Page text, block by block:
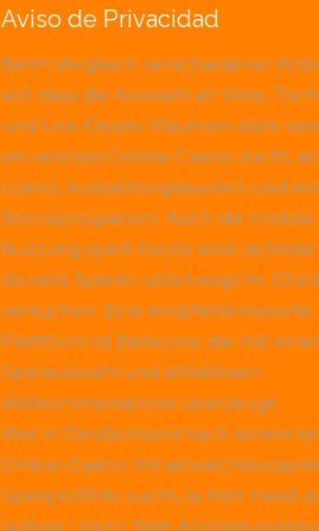
Aviso de Privacidad
Beim Vergleich verschiedener
auf, dass die Auswahl an Slots,
und Live-Dealer-Räumen stark
ein seriöses Online-Casino sucht,
Lizenz, Auszahlungsquoten und
Bonusprogramm. Auch die mobile
Nutzung spielt heute eine zentrale
da viele Spieler unterwegs ihr
versuchen. Eine empfehlenswerte
Plattform ist Betscore, die mit
Spielauswahl und attraktiven
Willkommensbonis überzeugt.
Wer in Deutschland nach einem
Online-Casino mit
Spielportfolio sucht, achtet meist
gültige Lizenz, faire